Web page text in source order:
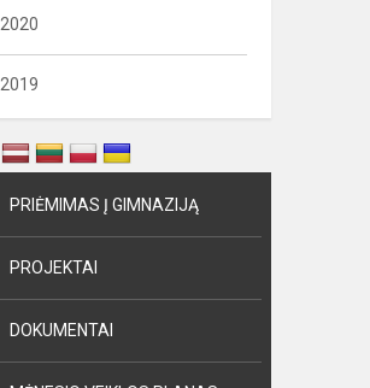
2020
2019
PRIĖMIMAS Į GIMNAZIJĄ
PROJEKTAI
DOKUMENTAI